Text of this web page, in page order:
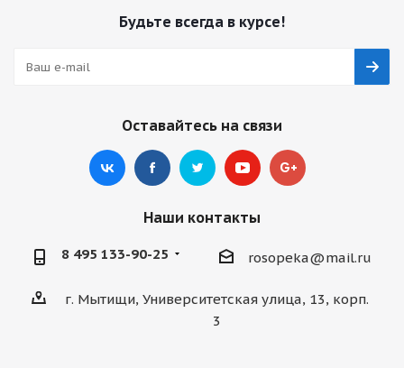
Будьте всегда в курсе!
Оставайтесь на связи
Наши контакты
8 495 133-90-25 rosopeka@mail.ru
г. Мытищи, Университетская улица, 13, корп.
3